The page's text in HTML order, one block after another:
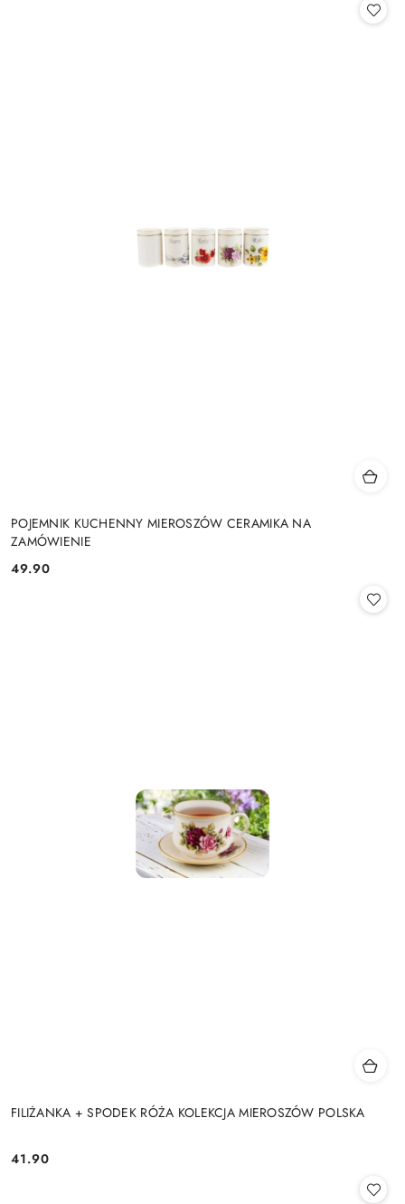
POJEMNIK KUCHENNY MIEROSZÓW CERAMIKA NA
ZAMÓWIENIE
Cena:
49.90
FILIŻANKA + SPODEK RÓŻA KOLEKCJA MIEROSZÓW POLSKA
Cena:
41.90